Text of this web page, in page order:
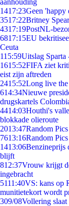
aanhouding
1417:23Geen 'happy
3517:22Britney
4317:19PostNL-
6817:15EU
Ceuta
115:59Uitslag Sparta
1615:52FIFA ziet
eist zijn aftreden
2415:52Long live
614:34Nieuwe
drugskartels
4414:03Houthi's
blokkade olieroute
2013:47Random
7613:16Random
1413:06Benzineprijs
blijft
812:37Vrouw krijgt
ingebracht
5111:40VS: kans op
munitietekort wordt
309/08Vollering slaat